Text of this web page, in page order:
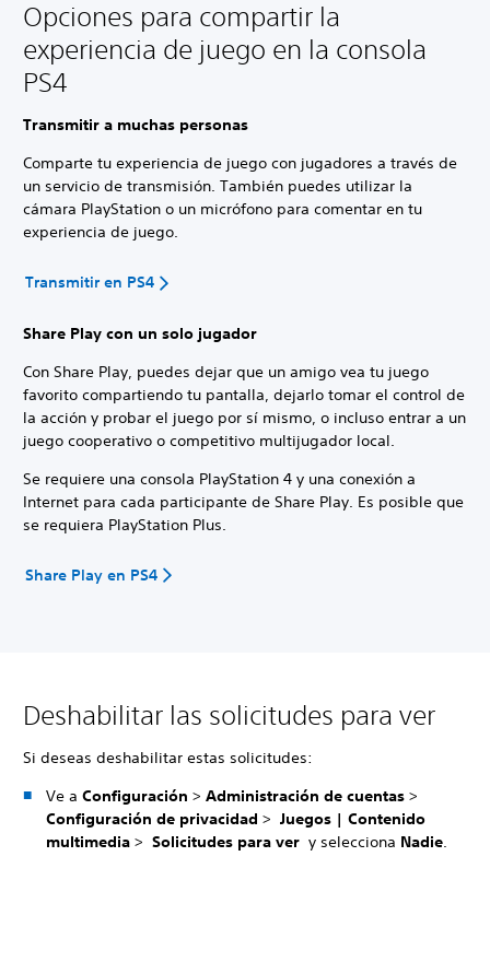
Opciones para compartir la
experiencia de juego en la consola
PS4
Transmitir a muchas personas
Comparte tu experiencia de juego con jugadores a través de
un servicio de transmisión. También puedes utilizar la
cámara PlayStation o un micrófono para comentar en tu
experiencia de juego.
Transmitir en PS4
Share Play con un solo jugador
Con Share Play, puedes dejar que un amigo vea tu juego
favorito compartiendo tu pantalla, dejarlo tomar el control de
la acción y probar el juego por sí mismo, o incluso entrar a un
juego cooperativo o competitivo multijugador local.
Se requiere una consola PlayStation 4 y una conexión a
Internet para cada participante de Share Play. Es posible que
se requiera PlayStation Plus.
Share Play en PS4
Deshabilitar las solicitudes para ver
Si deseas deshabilitar estas solicitudes:
Ve a Configuración > Administración de cuentas >
Configuración de privacidad > Juegos | Contenido
multimedia > Solicitudes para ver y selecciona Nadie.